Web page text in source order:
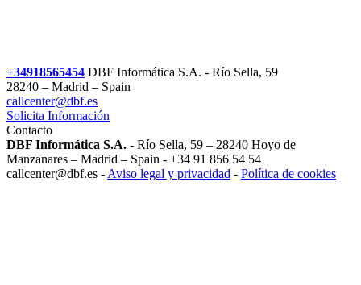
+34918565454 DBF Informática S.A. - Río Sella, 59
28240 – Madrid – Spain
callcenter@dbf.es
Solicita Información
Contacto
DBF Informática S.A. - Río Sella, 59 – 28240 Hoyo de
Manzanares – Madrid – Spain - +34 91 856 54 54
callcenter@dbf.es - Aviso legal y privacidad - Política de cookies